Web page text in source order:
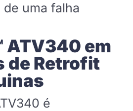
uma falha
em
de Retrofit
é